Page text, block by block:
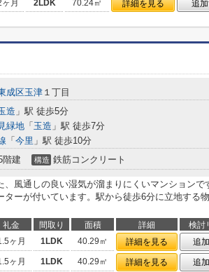
ヶ月 2LDK 70.24㎡ 詳細を見る 追
成区玉津 １丁目
造 」駅 徒歩5分
緑地 「 玉造 」駅 徒歩7分
「 今里 」駅 徒歩10分
階建 構造 鉄筋コンクリート
、風通しの良い湿気が溜まりにくいマンションで
ターが付いています。駅から徒歩6分に立地する
礼金 間取り 面積 詳細
検討
ヶ月 1LDK 40.29㎡ 詳細を見る
追
ヶ月 1LDK 40.29㎡ 詳細を見る 追